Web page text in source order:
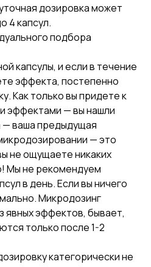
дозировка может
4 капсул.
подбора
капсулы, и если в течение
эффекта, постепенно
Как только вы придете к
эффектами — вы нашли
ваша предыдущая
— это
не ощущаете никаких
Мы не рекомендуем
в день. Если вы ничего
Микродозинг
явных эффектов, бывает,
только после 1-2
категорически не